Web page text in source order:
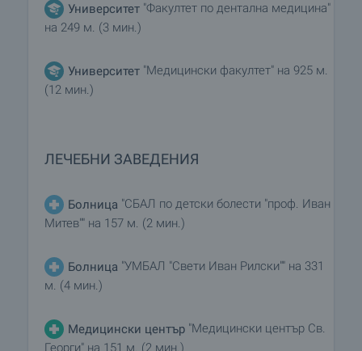
Университет "Факултет по дентална медицина"
на 249 м. (3 мин.)
Университет "Медицински факултет" на 925 м.
(12 мин.)
ЛЕЧЕБНИ ЗАВЕДЕНИЯ
Болница "СБАЛ по детски болести "проф. Иван
Митев"" на 157 м. (2 мин.)
Болница "УМБАЛ "Свети Иван Рилски"" на 331
м. (4 мин.)
Медицински център "Медицински център Св.
Георги" на 151 м. (2 мин.)